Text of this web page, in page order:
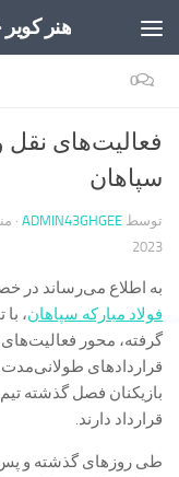
هنر کویر
0
فعالیت‌های نقل و
سپاهان
توسط ADMIN43GHGEE
·
2023
به اطلاع می‌رساند در
فولاد مبارکه سپاهان،
گرفته، محور فعالیت‌های
قراردادهای
بازیکنان فصل گذشته
قرارداد دارند.
طی روزهای گذشته و